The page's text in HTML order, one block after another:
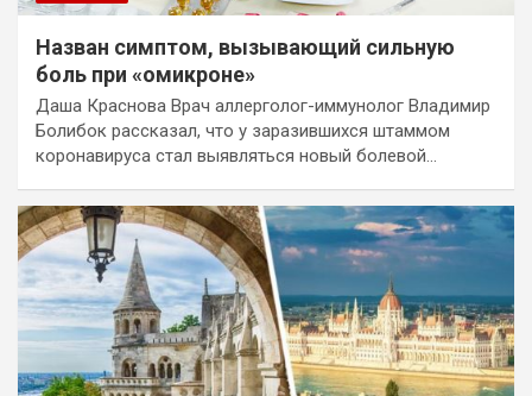
Назван симптом, вызывающий сильную
боль при «омикроне»
Даша Краснова Врач аллерголог-иммунолог Владимир
Болибок рассказал, что у заразившихся штаммом
коронавируса стал выявляться новый болевой…